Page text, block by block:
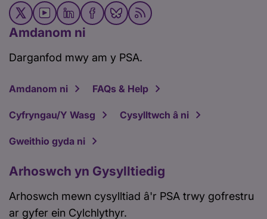
Amdanom ni
Darganfod mwy am y PSA.
Amdanom ni FAQs & Help
Cyfryngau/Y Wasg Cysylltwch â ni
Gweithio gyda ni
Arhoswch yn Gysylltiedig
Arhoswch mewn cysylltiad â'r PSA trwy gofrestru
ar gyfer ein Cylchlythyr.